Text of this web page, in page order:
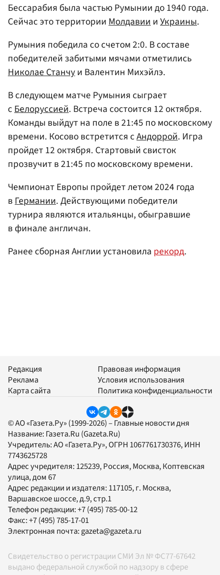
Бессарабия была частью Румынии до 1940 года.
Сейчас это территории Молдавии иУкраины.
Румыния победила со счетом 2:0. В составе
победителей забитыми мячами отметились
Николае Станчуи Валентин Михэйлэ.
В следующем матче Румыния сыграет
сБелоруссией. Встреча состоится 12 октября.
Команды выйдут на поле в 21:45 по московскому
времени. Косово встретится сАндоррой. Игра
пройдет 12 октября. Стартовый свисток
прозвучит в 21:45 по московскому времени.
Чемпионат Европы пройдет летом 2024 года
вГермании. Действующими победители
турнира являются итальянцы, обыгравшие
в финале англичан.
Ранее сборная Англии установила рекорд.
Редакция
Реклама
Карта сайта
Правовая информация
Условия использования
Политика конфиденциальности
© АО «Газета.Ру» (1999-2026) – Главные новости дня
Название: Газета.Ru (Gazeta.Ru)
Учредитель:АО «Газета.Ру», ОГРН 1067761730376, ИНН
7743625728
Адрес учредителя: 125239, Россия, Москва, Коптевская
улица, дом 67
Адрес редакции и издателя: 117105, г. Москва,
Варшавское шоссе, д.9, стр.1
Телефон редакции:+7 (495) 785-00-12
Факс:+7 (495) 785-17-01
Электронная почта: gazeta@gazeta.ru
Свидетельство о регистрации СМИ Эл № ФС77-67642
выдано федеральной службой по надзору в сфере